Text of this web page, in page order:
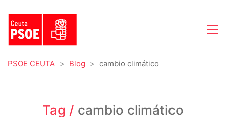
PSOE CEUTA > Blog > cambio climático
Tag / cambio climático